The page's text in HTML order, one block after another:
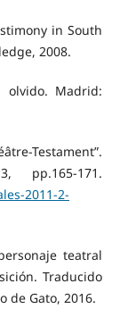
in South
2008.
olvido. Madrid:
Testament”.
pp.165-171.
2011-2-
teatral
Traducido
de Gato, 2016.